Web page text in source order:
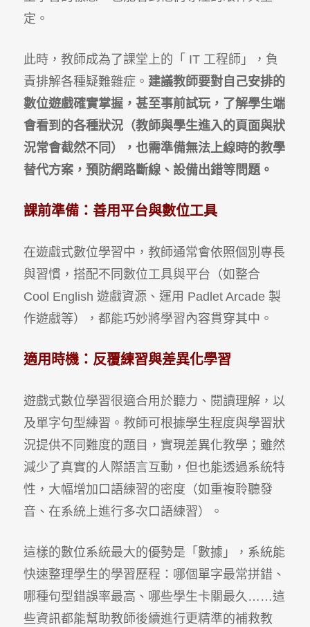
定。
此時，教師成為了課堂上的「 IT 工程師」，負
責排解各種疑難雜症。 建議教師要對自己安排的
數位遊戲確實掌握，甚至事前試玩，了解學生端
會看到的各種狀況（教師與學生進入的頁面與狀
況常會截然不同），也需準備無法上線時的教學
替代方案，預防網路斷線、設備出錯等問題。
課前準備：善用平台與數位工具
在遊戲式數位學習中，教師通常會依照個別專長
與習慣，搭配不同數位工具與平台（如整合
Cool English 遊戲資源、運用 Padlet Arcade 製
作遊戲等），都能巧妙將學習內容貫穿其中。
適用時機：反覆練習與差異化學習
遊戲式數位學習很適合用於聽力、閱讀理解，以
及單字句型練習。教師可根據學生程度與學習狀
況提供不同難度的題目，實現差異化教學；雖然
減少了真實的人際語言互動，但也能透過系統特
性，大幅增加口語練習的密度（如重複聆聽發
音、在系統上進行多次口語練習）。
這樣的數位系統最大的優勢是「數據」，系統能
快速整理學生的學習歷程：哪個單字最常拼錯、
哪種句型錯誤率最高、哪些學生卡關最久 ……這
些資訊都能幫助教師後續進行更精準的補救教